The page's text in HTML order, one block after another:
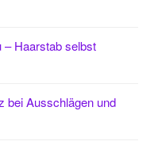
Haarstab selbst
bei Ausschlägen und